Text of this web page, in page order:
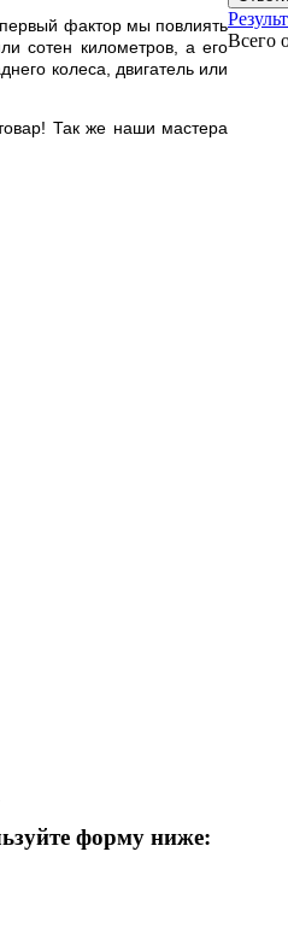
первый фактор мы повлиять
сотен километров, а его
колеса, двигатель или
Так же наши мастера
форму ниже:
Всего